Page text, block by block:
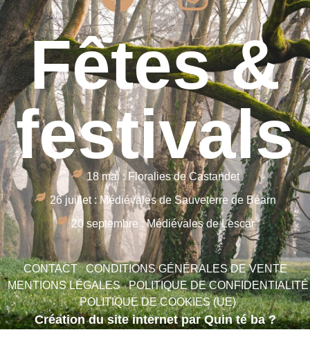
Fêtes &
festivals
18 mai : Floralies de Castandet
26 juillet : Médiévales de Sauveterre de Béarn
20 septembre : Médiévales de Lescar
CONTACT
CONDITIONS GÉNÉRALES DE VENTE
MENTIONS LÉGALES
POLITIQUE DE CONFIDENTIALITÉ
POLITIQUE DE COOKIES (UE)
Création du site internet par Quin té ba ?